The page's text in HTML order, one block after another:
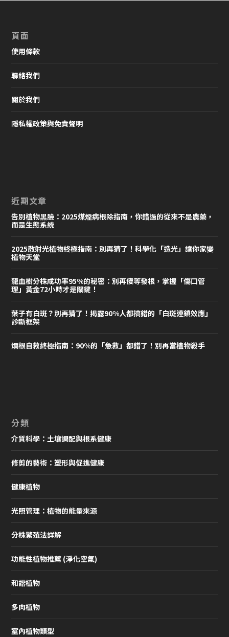
頁面
使用條款
聯絡我們
關於我們
隱私權政策與免責聲明
近期文章
告別植物黑臉：2025煤煙病根除指南，你錯過的從來不是農藥，
而是生態系統
2025散射光植物終極指南：別再猜了！科學化「造光」讓你家變
植物天堂
龍血樹分株成功率95%的秘密：別再傻等發根，掌握「傷口管
理」黃金72小時才是關鍵！
葉子有白斑？別再猜了！揭露90%人都搞錯的「白斑連鎖效應」
診斷框架
爛根自救終極指南：90%的「急救」都錯了！別再當植物殺手
分類
介質科學：土壤調配與根系健康
修剪的藝術：塑形與促進健康
健康植物
光照管理：植物的能量來源
分株繁殖法詳解
功能性植物推薦 (淨化空氣)
和諧植物
多肉植物
室內植物類型